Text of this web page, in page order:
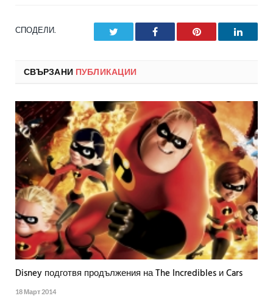
СПОДЕЛИ. Facebook Pinterest
СВЪРЗАНИ ПУБЛИКАЦИИ
Disney подготвя продължения на The Incredibles и Cars
18 Март 2014